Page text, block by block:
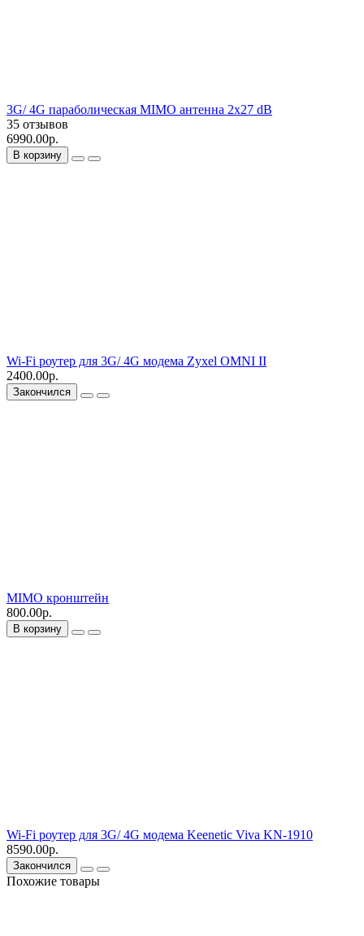
3G/ 4G параболическая MIMO антенна 2x27 dB
35 отзывов
6990.00р.
В корзину
Wi-Fi роутер для 3G/ 4G модема Zyxel OMNI II
2400.00р.
Закончился
MIMO кронштейн
800.00р.
В корзину
Wi-Fi роутер для 3G/ 4G модема Keenetic Viva KN-1910
8590.00р.
Закончился
Похожие товары